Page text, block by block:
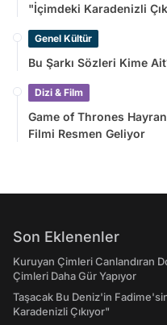
"İçimdeki Karadenizli
Genel Kültür
Bu Şarkı Sözleri Kime
Dizi & Film
Game of Thrones
Filmi Resmen Geliyor
Son Eklenenler
Kuruyan Çimleri Canlandıran
Çimleri Daha Gür Yapıyor
Taşacak Bu Deniz'in
Karadenizli Çıkıyor"